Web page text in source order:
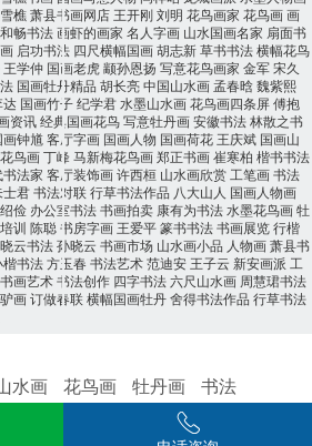
樵萧县书画网店 王开刚刘明 花鸟画家 花鸟画画
畅书法画虾的画家 名人字画 山水国画名家 扇面书
启功书法 四尺横幅国画胡志新草书书法横幅花鸟
王学仲 国画老虎颛孙恩扬 写意花鸟画家 金军宋久
国画牡丹精品 胡长亮中国山水画孟春晗魏紫熙
达 国画竹子纪学君水墨山水画花鸟画四条屏傅抱
资讯经典国画花鸟写意牡丹画安徽书法林散之书
画钟馗客厅字画 国画人物 国画荷花 王庆斌 国画山
鸟画丁峰马新梅花鸟画郑正书画崔寒柏 楷书书法
书法家 客厅装饰画许西桓 山水画欣赏 工笔画书法
士君书法对联行草书法作品 八大山人 国画人物画
俭 办公室书法书画拍卖 康有为书法水墨花鸟画牡
训 陈聪书房字画 王爱平篆书书法书画展览行楷
云书法孙晓云 书画市场 山水画小品 人物画萧县书
楷书法方玉春书法艺术范迪安 王子云 新安画派 工
画艺术书法创作 四字书法六尺山水画 周慧珺书法
画订做春联横幅国画牡丹舍得书法作品 行草书法
水画 花鸟画 牡丹画 书法
网站地图